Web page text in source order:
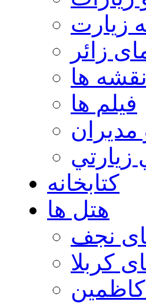
زیارت
زائر
نقشه ها
فیلم ها
مديران
کتابخانه
هتل ها
نجف
کربلا